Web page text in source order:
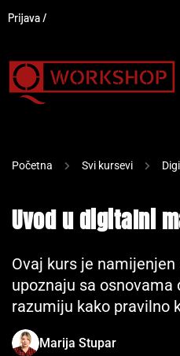
Prijava
Početna Svi kursevi
Uvod u digitalni
Ovaj kurs je
upoznaju sa
razumiju kako pravilno
Marija Stupar